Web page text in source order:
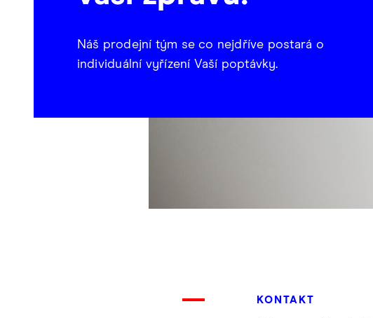
Náš prodejní tým se co nejdříve postará o
individuální vyřízení Vaší poptávky.
KONTAKT